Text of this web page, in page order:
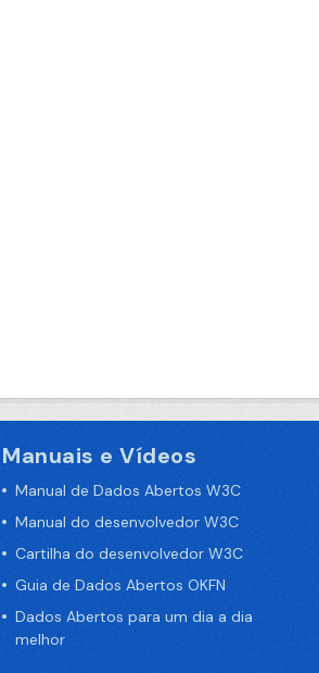
Manuais e Vídeos
Manual de Dados Abertos W3C
Manual do desenvolvedor W3C
Cartilha do desenvolvedor W3C
Guia de Dados Abertos OKFN
Dados Abertos para um dia a dia
melhor